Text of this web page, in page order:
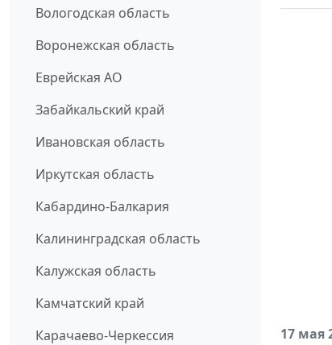
Вологодская область
Воронежская область
Еврейская АО
Забайкальский край
Ивановская область
Иркутская область
Кабардино-Балкария
Калининградская область
Калужская область
Камчатский край
Карачаево-Черкессия
17 мая